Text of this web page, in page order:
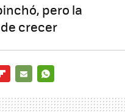
pero la
crecer
MAIL